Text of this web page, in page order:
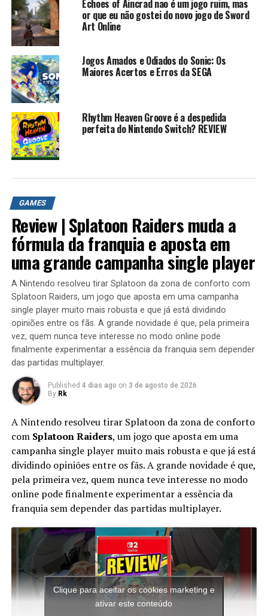
Echoes of Aincrad nao é um jogo ruim, mas
or que eu não gostei do novo jogo de Sword
Art Online
Jogos Amados e Odiados do Sonic: Os
Maiores Acertos e Erros da SEGA
Rhythm Heaven Groove é a despedida
perfeita do Nintendo Switch? REVIEW
GAMES
Review | Splatoon Raiders muda a
fórmula da franquia e aposta em
uma grande campanha single player
A Nintendo resolveu tirar Splatoon da zona de conforto com
Splatoon Raiders, um jogo que aposta em uma campanha
single player muito mais robusta e que já está dividindo
opiniões entre os fãs. A grande novidade é que, pela primeira
vez, quem nunca teve interesse no modo online pode
finalmente experimentar a essência da franquia sem depender
das partidas multiplayer.
Published 4 dias ago on 3 de agosto de 2026
By Rk
A Nintendo resolveu tirar Splatoon da zona de conforto
com Splatoon Raiders, um jogo que aposta em uma
campanha single player muito mais robusta e que já está
dividindo opiniões entre os fãs. A grande novidade é que,
pela primeira vez, quem nunca teve interesse no modo
online pode finalmente experimentar a essência da
franquia sem depender das partidas multiplayer.
Clique para aceitar os cookies marketing e
ativar este conteúdo